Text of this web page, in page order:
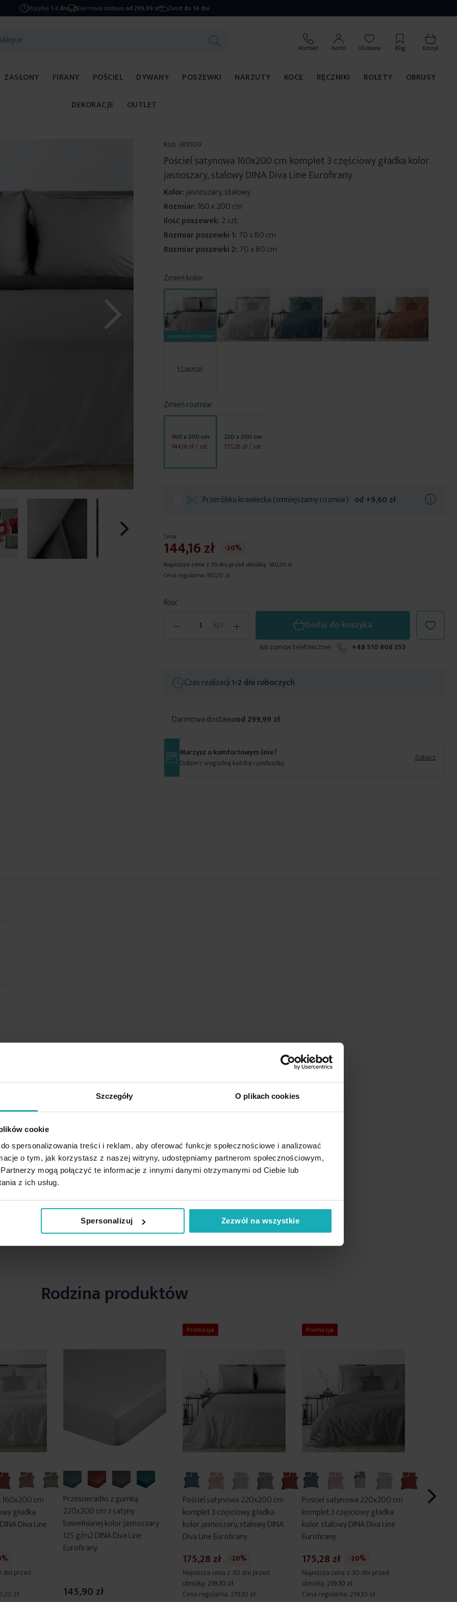
Szczegóły O plikach cookies
cookie
spersonalizowania treści i reklam, aby oferować funkcje społecznościowe i analizować
o tym, jak korzystasz z naszej witryny, udostępniamy partnerom społecznościowym,
mogą połączyć te informacje z innymi danymi otrzymanymi od Ciebie lub
z ich usług.
Spersonalizuj Zezwól na wszystkie
Wysyłka 1-2 dni Darmowa dostawa od 299,99 zł Zwrot do 14 dni
Kontakt Konto Ulubione Blog Koszyk
ZASŁONY FIRANY POŚCIEL DYWANY POSZEWKI NARZUTY KOCE RĘCZNIKI ROLETY
OBRUSY
DEKORACJE
OUTLET
Kod: 383509
Pościel satynowa 160x200 cm komplet 3 częściowy gładka kolor
jasnoszary, stalowy DINA Diva Line Eurofirany
Kolor:jasnoszary, stalowy
Rozmiar:160 x 200 cm
Ilość poszewek:2 szt.
Rozmiar poszewki 1: 70 x 80 cm
Rozmiar poszewki 2: 70 x 80 cm
Zmień kolor
JASNOSZARY, STALOWY
+1 więcej
Zmień rozmiar
160 x 200 cm
144,16 zł/ szt.
220 x 200 cm
175,28 zł/ szt.
Przeróbka krawiecka (zmniejszamy rozmiar) od +9,60 zł
Ilość
- kpl. +
Cena
144,16 zł -20%
Najniższa cena z 30 dni przed obniżką:180,20 zł
Cena regularna: 180,20 zł
Dodaj do koszyka
lub zamów telefonicznie: +48 510 808 355
Czas realizacji1-2 dni roboczych
Darmowa dostawaod 299,99 zł
Marzysz o komfortowym śnie?
Dobierz wygodną kołdrę i poduszkę
Zobacz
Rodzina produktów
160x200 cm
gładka
Diva Line
dni przed
zł
Prześcieradło z gumką
220x200 cm z satyny
bawełnianej kolor jasnoszary
125 g/m2 DINA Diva Line
Eurofirany
145,90 zł
Promocja
Pościel satynowa 220x200 cm
komplet 3 częściowy gładka
kolor jasnoszary, stalowy DINA
Diva Line Eurofirany
175,28 zł
-20%
Najniższa cena z 30 dni przed
obniżką: 219,10 zł
Cena regularna: 219,10 zł
Promocja
Pościel satynowa 220x200 cm
komplet 3 częściowy gładka
kolor stalowy DINA Diva Line
Eurofirany
175,28 zł
-20%
Najniższa cena z 30 dni przed
obniżką: 219,10 zł
Cena regularna: 219,10 zł
Pościel